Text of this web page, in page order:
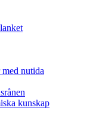
nutida
kunskap